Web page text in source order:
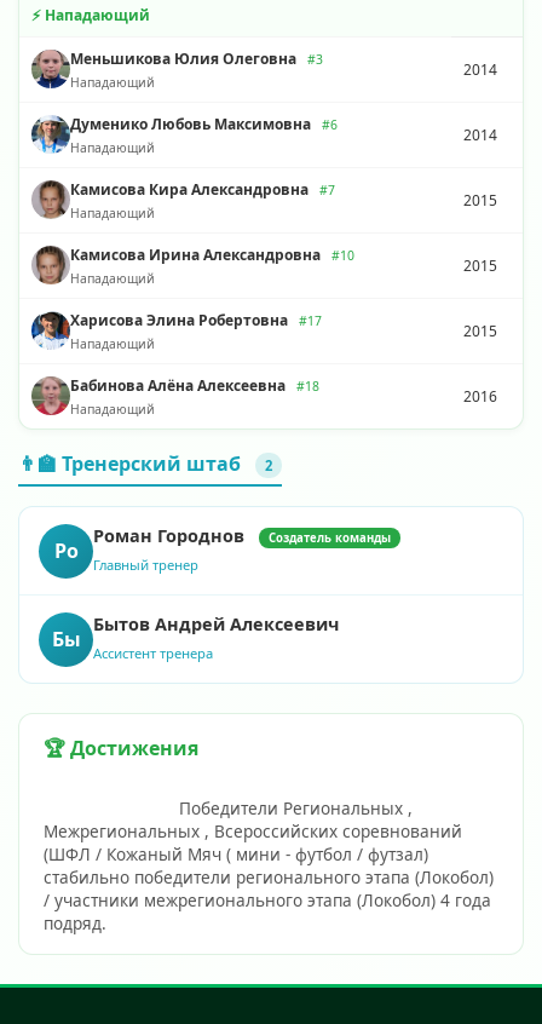
⚡ Нападающий
Меньшикова Юлия Олеговна
#3
Нападающий
2014
Думенико Любовь Максимовна
#6
Нападающий
2014
Камисова Кира Александровна
#7
Нападающий
2015
Камисова Ирина Александровна
#10
Нападающий
2015
Харисова Элина Робертовна
#17
Нападающий
2015
Бабинова Алёна Алексеевна
#18
Нападающий
2016
👨‍🏫 Тренерский штаб 2
Ро
Роман Городнов Создатель команды
Главный тренер
Бы
Бытов Андрей Алексеевич
Ассистент тренера
🏆 Достижения
Межрегиональных , Всероссийских соревнований
(ШФЛ / Кожаный Мяч ( мини - футбол / футзал)
стабильно победители регионального этапа (Локобол)
/ участники межрегионального этапа (Локобол) 4 года
подряд.